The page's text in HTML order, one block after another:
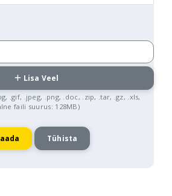
Lisa Veel
.gif, .jpeg, .png, .doc, .zip, .tar, .gz, .xls,
faili suurus: 128MB)
Tühista